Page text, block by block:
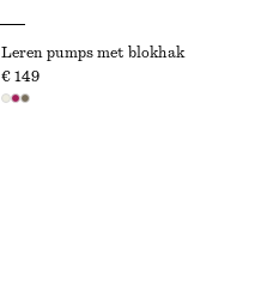
Leren pumps met blokhak
€ 149